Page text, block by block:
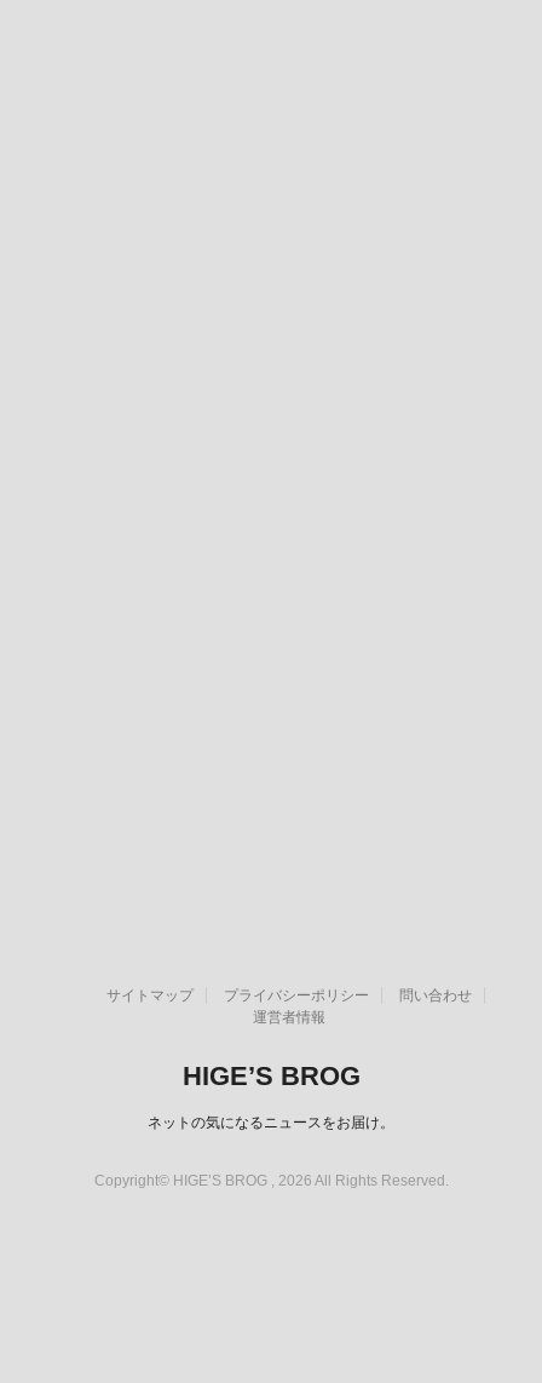
サイトマップ プライバシーポリシー
問い合わせ
運営者情報
HIGE’S BROG
ネットの気になるニュースをお届け。
Copyright© HIGE’S BROG , 2026 All Rights Reserved.